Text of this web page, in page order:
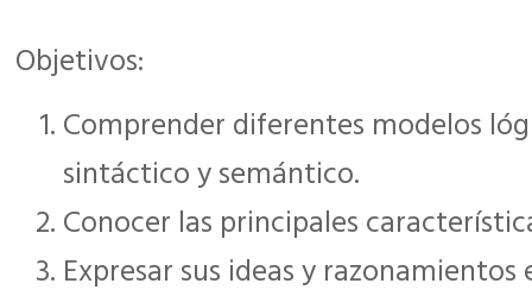
Objetivos:
Comprender diferentes modelos
sintáctico y semántico.
Conocer las principales
Expresar sus ideas y